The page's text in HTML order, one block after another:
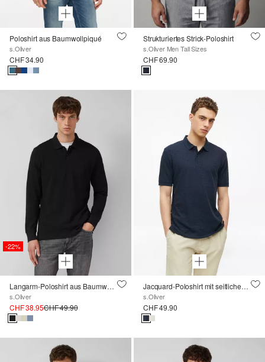
Poloshirt aus Baumwollpiqué
s.Oliver
CHF 34.90
Strukturiertes Strick-Poloshirt
s.Oliver Men Tall Sizes
CHF 69.90
-22%
Langarm-Poloshirt aus Baumwoll-Piqué mit Bündchen
s.Oliver
CHF 38.95CHF 49.90
Jacquard-Poloshirt mit seitlichen Schlitzen
s.Oliver
CHF 49.90